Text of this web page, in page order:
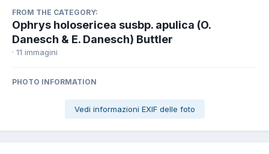
FROM THE CATEGORY:
Ophrys holosericea susbp. apulica (O.
Danesch & E. Danesch) Buttler
· 11 immagini
PHOTO INFORMATION
Vedi informazioni EXIF delle foto